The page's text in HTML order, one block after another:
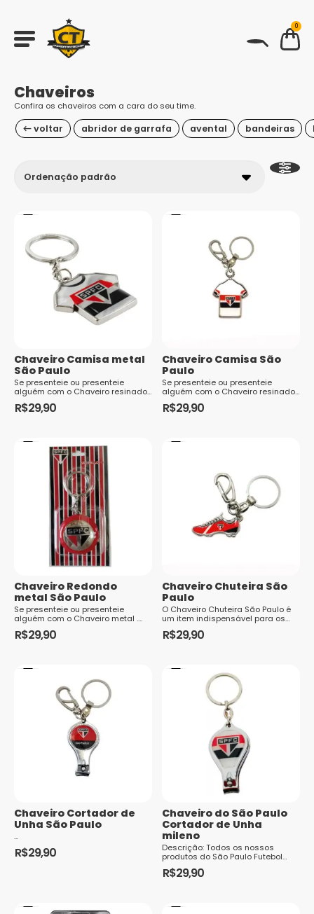
0
Chaveiros
Confira os chaveiros com a cara do seu time.
← voltar abridor de garrafa avental bandeiras
Chaveiro Camisa metal
São Paulo
Se presenteie ou presenteie
alguém com o Chaveiro resinado
no formato do uniforme do seu
time. Uma peça incrível para todo
R$29,90
Chaveiro Camisa São
Paulo
Se presenteie ou presenteie
alguém com o Chaveiro resinado
no formato do uniforme do seu
time. Uma peça incrível para todo
R$29,90
Chaveiro Redondo
metal São Paulo
Se presenteie ou presenteie
alguém com o Chaveiro metal .
Uma peça incrível para todo
torcedor e colecionador. Além de
R$29,90
Chaveiro Chuteira São
Paulo
O Chaveiro Chuteira São Paulo é
um item indispensável para os
torcedores apaixonados pelo time
R$29,90
Chaveiro Cortador de
Unha São Paulo
...
R$29,90
Chaveiro do São Paulo
Cortador de Unha
mileno
Descrição: Todos os nossos
produtos do São Paulo Futebol
Clube são oficiais licenciados do
clube. São Paulo Futebol Clube é
R$29,90